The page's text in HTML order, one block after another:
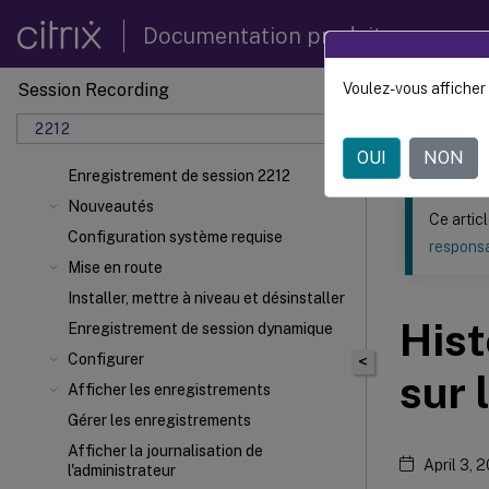
Documentation produit
Session Recording
2212
Enregistrement de session 2212
Nouveautés
Configuration système requise
Mise en route
Installer, mettre à niveau et désinstaller
Enregistrement de session dynamique
Configurer
Afficher les enregistrements
Gérer les enregistrements
Afficher la journalisation de
l'administrateur
Ce contenu a
<
Ce
sur
April 3,
Voulez-vous
OUI NON